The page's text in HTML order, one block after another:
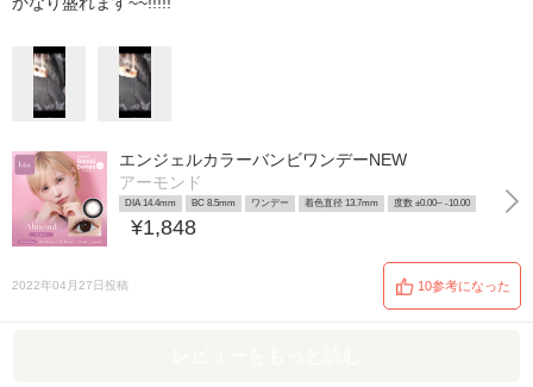
エンジェルカラーバンビワンデーNEW
アーモンド
DIA 14.4mm BC 8.5mm ワンデー 着色直径 13.7mm 度数 ±0.00~ -10.00
¥1,848
2022年04月27日投稿 10参考になった